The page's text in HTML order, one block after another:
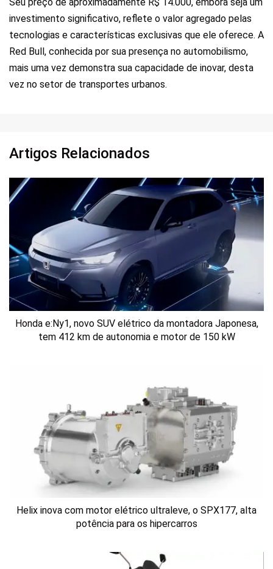
Seu preço de aproximadamente R$ 14.000, embora seja um
investimento significativo, reflete o valor agregado pelas
tecnologias e características exclusivas que ele oferece. A
Red Bull, conhecida por sua presença no automobilismo,
mais uma vez demonstra sua capacidade de inovar, desta
vez no setor de transportes urbanos.
Artigos Relacionados
Honda e:Ny1, novo SUV elétrico da montadora Japonesa,
tem 412 km de autonomia e motor de 150 kW
Helix inova com motor elétrico ultraleve, o SPX177, alta
potência para os hipercarros